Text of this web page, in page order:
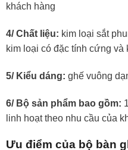
khách hàng
4/ Chất liệu: kim loại sắt
kim loại có đặc tính cứng và
5/ Kiểu dáng: ghế vuông
6/ Bộ sản phẩm bao gồm:
linh hoạt theo nhu cầu của
Ưu điểm của bộ bàn